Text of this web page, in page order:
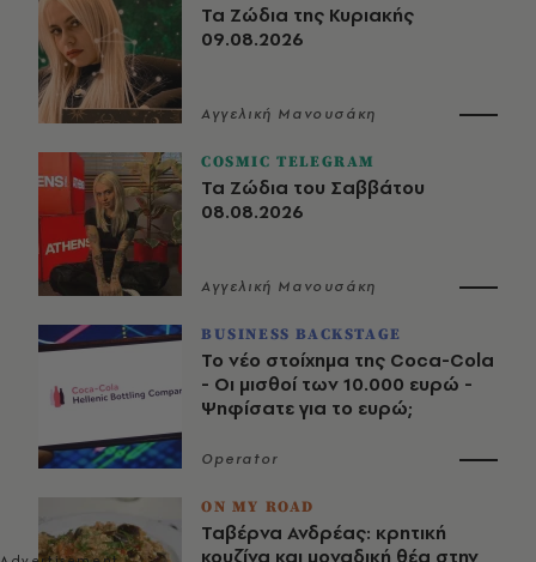
Τα Ζώδια της Κυριακής
09.08.2026
Αγγελική Μανουσάκη
COSMIC TELEGRAM
Τα Ζώδια του Σαββάτου
08.08.2026
Αγγελική Μανουσάκη
BUSINESS BACKSTAGE
Το νέο στοίχημα της Coca-Cola
- Οι μισθοί των 10.000 ευρώ -
Ψηφίσατε για το ευρώ;
Operator
ON MY ROAD
Ταβέρνα Ανδρέας: κρητική
κουζίνα και μοναδική θέα στην